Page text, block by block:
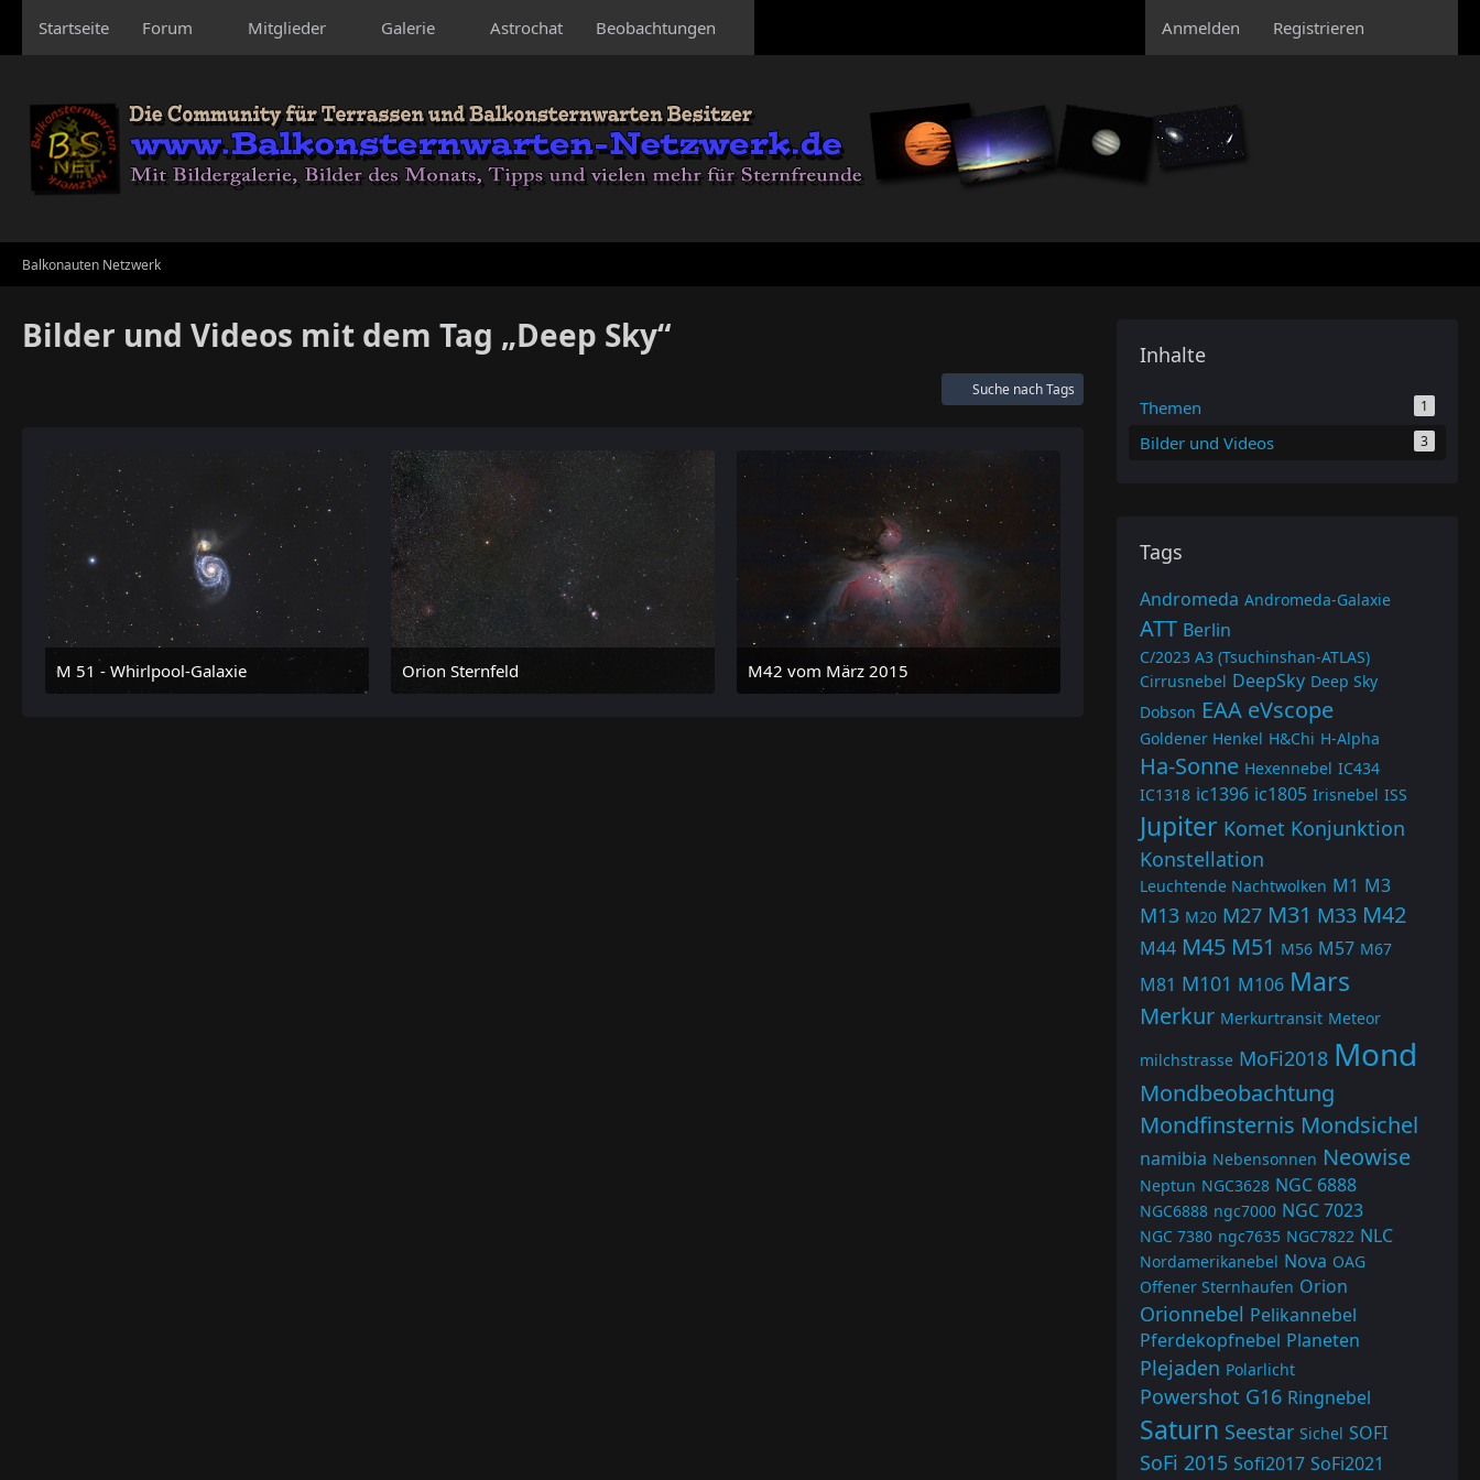
Startseite Forum Mitglieder Galerie Astrochat Beobachtungen Anmelden Registrieren
Balkonauten Netzwerk
Bilder und Videos mit dem Tag „Deep Sky“
Suche nach Tags
M 51 - Whirlpool-Galaxie
8. März 2021 um 21:33
Orion Sternfeld
24. Dezember 2015 um 10:06
M42 vom März 2015
28. April 2015 um 15:43
Inhalte
Themen 1
Bilder und Videos 3
Tags
Andromeda Andromeda-Galaxie
ATT Berlin
C/2023 A3 (Tsuchinshan-ATLAS)
Cirrusnebel DeepSky Deep Sky
Dobson EAA eVscope
Goldener Henkel H&Chi H-Alpha
Ha-Sonne Hexennebel IC434
IC1318 ic1396 ic1805 Irisnebel ISS
Jupiter Komet Konjunktion
Konstellation
Leuchtende Nachtwolken M1 M3
M13 M20 M27 M31 M33 M42
M44 M45 M51 M56 M57 M67
M81 M101 M106 Mars
Merkur Merkurtransit Meteor
milchstrasse MoFi2018 Mond
Mondbeobachtung
Mondfinsternis Mondsichel
namibia Nebensonnen Neowise
Neptun NGC3628 NGC 6888
NGC6888 ngc7000 NGC 7023
NGC 7380 ngc7635 NGC7822 NLC
Nordamerikanebel Nova OAG
Offener Sternhaufen Orion
Orionnebel Pelikannebel
Pferdekopfnebel Planeten
Plejaden Polarlicht
Powershot G16 Ringnebel
Saturn Seestar Sichel SOFI
SoFi 2015 Sofi2017 SoFi2021